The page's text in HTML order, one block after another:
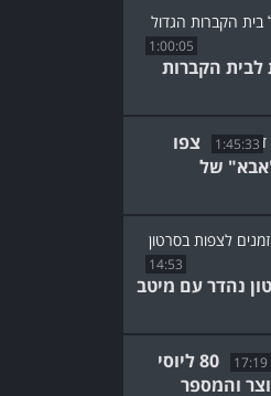
1:00:05
הקברות
1:45:33
צפו
של
14:53
נהדר עם מיטב
17:19
80 ליוסי
והמספר